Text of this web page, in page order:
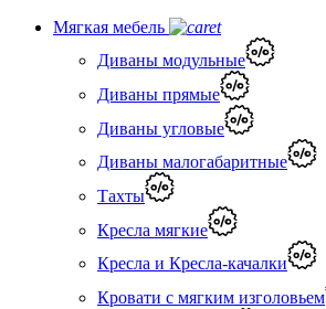
Мягкая мебель
Диваны модульные
Диваны прямые
Диваны угловые
Диваны малогабаритные
Тахты
Кресла мягкие
Кресла и Кресла-качалки
Кровати с мягким изголовьем